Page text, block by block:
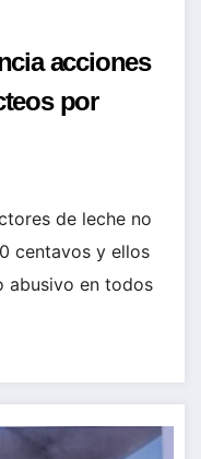
acciones
por
de leche no
centavos y ellos
abusivo en todos